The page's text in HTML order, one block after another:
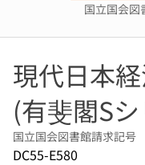
国立国会図
現代日本
(有斐閣S
国立国会図書館請求記号
DC55-E580